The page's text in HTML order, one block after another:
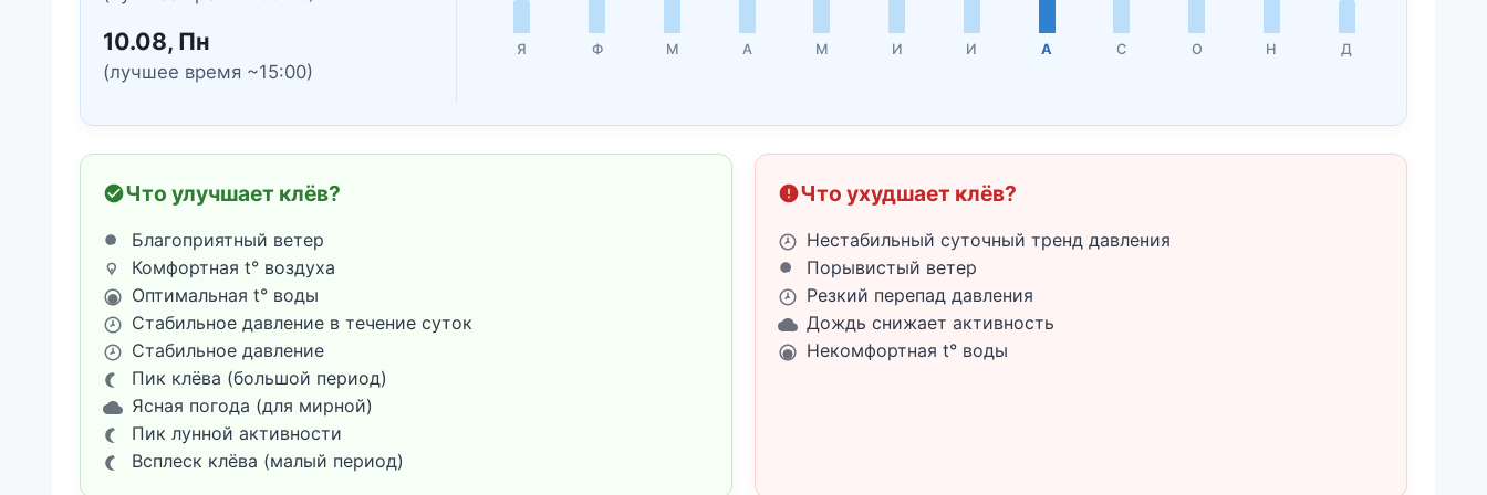
10.08, Пн
(лучшее время ~15:00)
Я Ф М А М И И А С О Н Д
Что улучшает клёв?
Благоприятный ветер
Комфортная t° воздуха
Оптимальная t° воды
Стабильное давление в течение суток
Стабильное давление
Пик клёва (большой период)
Ясная погода (для мирной)
Пик лунной активности
Всплеск клёва (малый период)
Что ухудшает клёв?
Нестабильный суточный тренд давления
Порывистый ветер
Резкий перепад давления
Дождь снижает активность
Некомфортная t° воды